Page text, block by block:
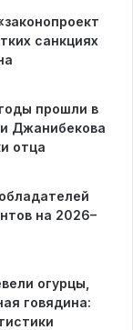
санкциях
прошли в
Джанибекова
отца
на 2026–
огурцы,
говядина: